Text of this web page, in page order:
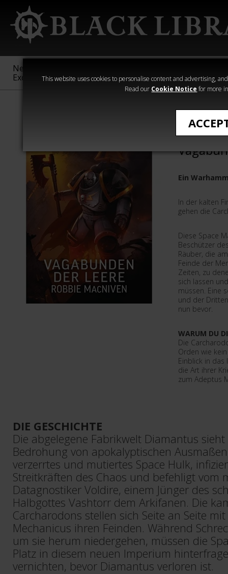
This website uses cookies to personalise content and advertising,
Read our Cookie Notice for more
New &
Exclusive
Sigmar
40,000
Heresy
Ein
In der kalten
gehen die
Diese Space
Beschützer
Räuber, die
Feinde der
Zeiten, zu
sich lassen
müssen. Eine
und der
nun bevor.
WARUM DU
Die
Orden wie
Einblick in das
die Art ihrer
zum Adeptus
DIE GESCHICHTE
Die abgelegene Fabrikwelt Diamantus
Bedrohung von apokalyptischen
verzerrtes und mutiertes Space Hulk,
Streitkräften des Chaos und befehligt vom
Datagnostiker Voldire, einem Jünger des
Halbgottes Vashtorr dem Arkifanen. Die
Carcharodons stellen sich Seite an Seite
Mechanicus ihren Feinden. Während
um sie herum niedergehen, müssen die
Platz in diesem neuen Imperium
vernichten, bevor Diamantus verloren ist.